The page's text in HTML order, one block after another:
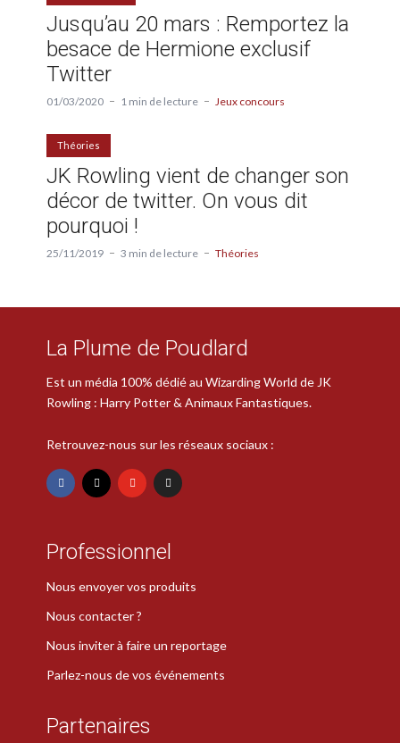
Jusqu’au 20 mars : Remportez la
besace de Hermione exclusif
Twitter
01/03/2020 1 min de lecture Jeux concours
Théories
JK Rowling vient de changer son
décor de twitter. On vous dit
pourquoi !
25/11/2019 3 min de lecture Théories
La Plume de Poudlard
Est un média 100% dédié au Wizarding World de JK
Rowling : Harry Potter & Animaux Fantastiques.
Retrouvez-nous sur les réseaux sociaux :
Professionnel
Nous envoyer vos produits
Nous contacter ?
Nous inviter à faire un reportage
Parlez-nous de vos événements
Partenaires